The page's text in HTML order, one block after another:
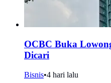
OCBC Buka
Dicari
Bisnis•4 hari lalu